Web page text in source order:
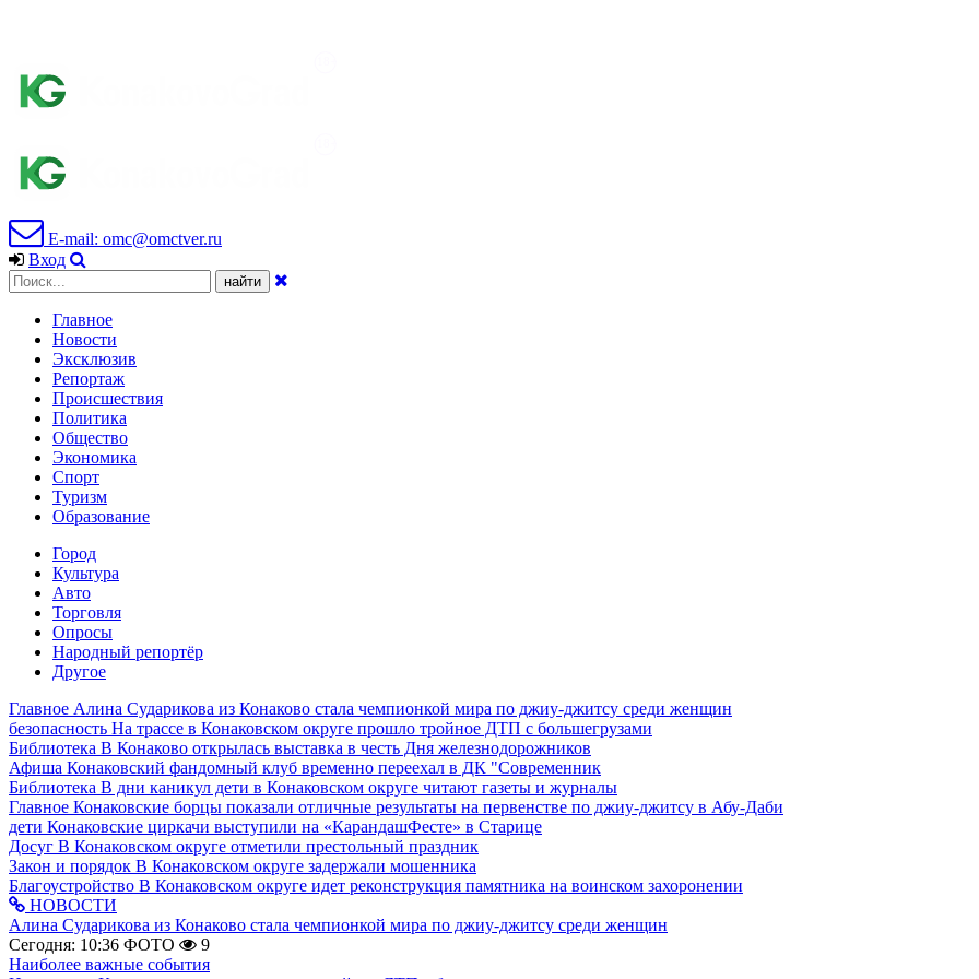
E-mail: omc@omctver.ru
Вход
Главное
Новости
Эксклюзив
Репортаж
Происшествия
Политика
Общество
Экономика
Спорт
Туризм
Образование
Город
Культура
Авто
Торговля
Опросы
Народный репортёр
Другое
Главное Алина Сударикова из Конаково стала чемпионкой мира по джиу-джитсу среди женщин
безопасность На трассе в Конаковском округе прошло тройное ДТП с большегрузами
Библиотека В Конаково открылась выставка в честь Дня железнодорожников
Афиша Конаковский фандомный клуб временно переехал в ДК "Современник
Библиотека В дни каникул дети в Конаковском округе читают газеты и журналы
Главное Конаковские борцы показали отличные результаты на первенстве по джиу-джитсу в Абу-Даби
дети Конаковские циркачи выступили на «КарандашФесте» в Старице
Досуг В Конаковском округе отметили престольный праздник
Закон и порядок В Конаковском округе задержали мошенника
Благоустройство В Конаковском округе идет реконструкция памятника на воинском захоронении
НОВОСТИ
Алина Сударикова из Конаково стала чемпионкой мира по джиу-джитсу среди женщин
Сегодня: 10:36 ФОТО
9
Наиболее важные события